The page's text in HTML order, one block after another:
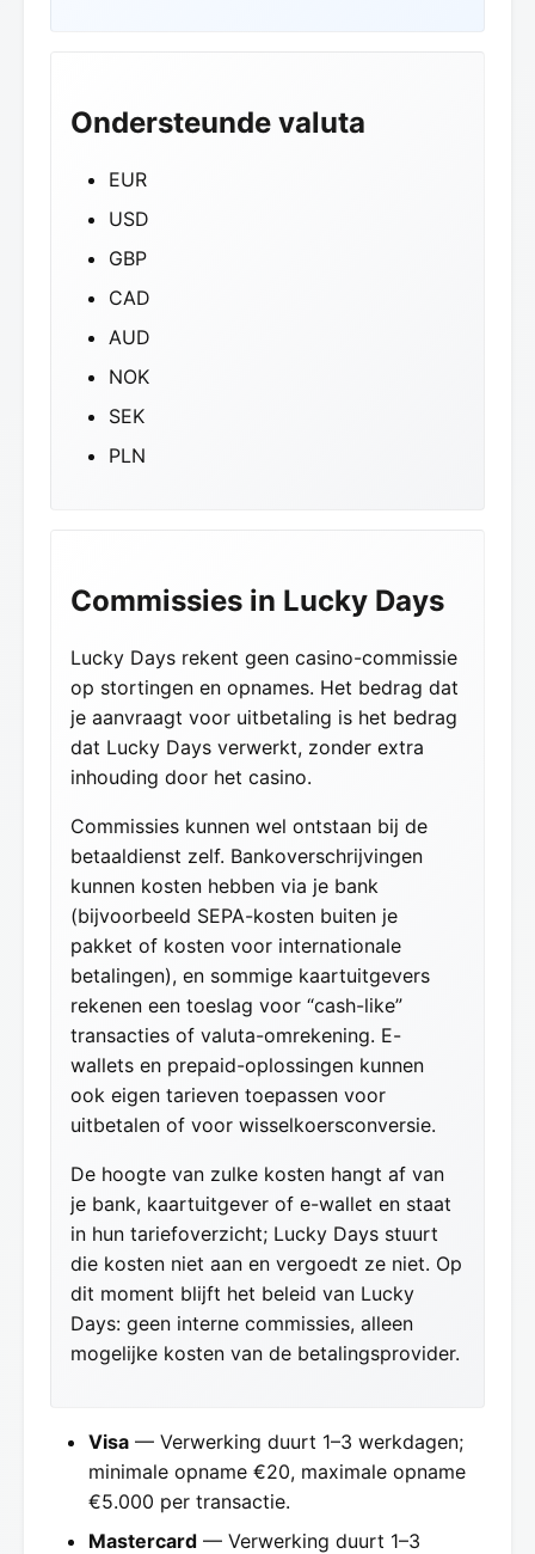
Ondersteunde valuta
EUR
USD
GBP
CAD
AUD
NOK
SEK
PLN
Commissies in Lucky Days
Lucky Days rekent geen casino-commissie
op stortingen en opnames. Het bedrag dat
je aanvraagt voor uitbetaling is het bedrag
dat Lucky Days verwerkt, zonder extra
inhouding door het casino.
Commissies kunnen wel ontstaan bij de
betaaldienst zelf. Bankoverschrijvingen
kunnen kosten hebben via je bank
(bijvoorbeeld SEPA-kosten buiten je
pakket of kosten voor internationale
betalingen), en sommige kaartuitgevers
rekenen een toeslag voor “cash-like”
transacties of valuta-omrekening. E-
wallets en prepaid-oplossingen kunnen
ook eigen tarieven toepassen voor
uitbetalen of voor wisselkoersconversie.
De hoogte van zulke kosten hangt af van
je bank, kaartuitgever of e-wallet en staat
in hun tariefoverzicht; Lucky Days stuurt
die kosten niet aan en vergoedt ze niet. Op
dit moment blijft het beleid van Lucky
Days: geen interne commissies, alleen
mogelijke kosten van de betalingsprovider.
Visa— Verwerking duurt 1–3 werkdagen;
minimale opname €20, maximale opname
€5.000 per transactie.
Mastercard— Verwerking duurt 1–3